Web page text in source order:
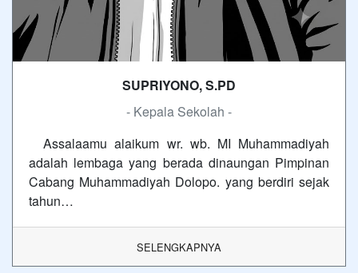
SUPRIYONO, S.PD
- Kepala Sekolah -
Assalaamu alaikum wr. wb. MI Muhammadiyah
adalah lembaga yang berada dinaungan Pimpinan
Cabang Muhammadiyah Dolopo. yang berdiri sejak
tahun…
SELENGKAPNYA